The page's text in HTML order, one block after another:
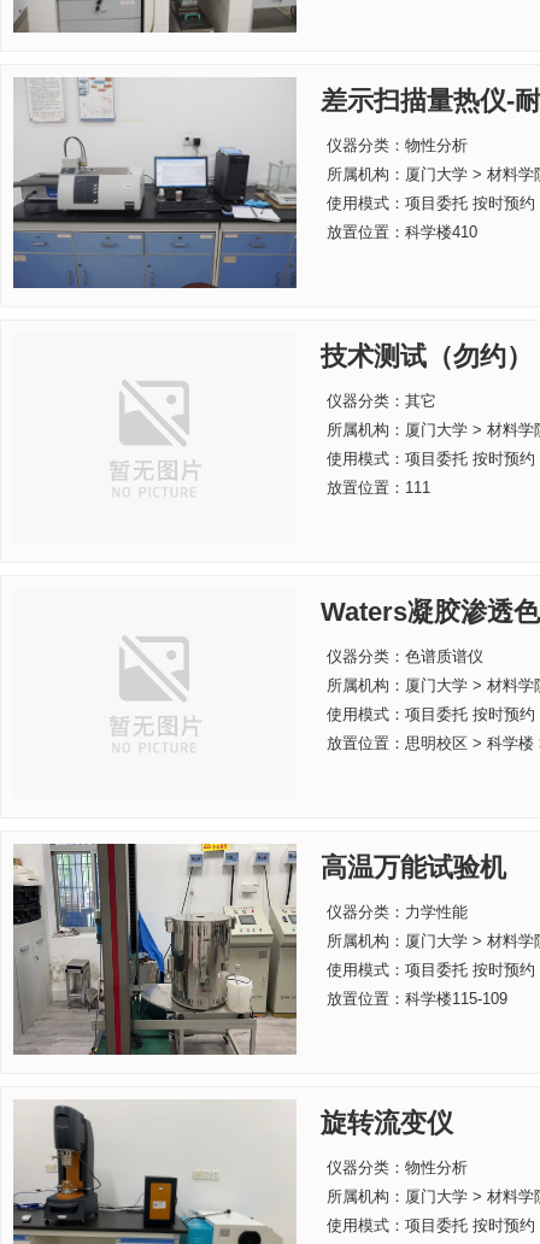
差示扫描量热仪-
仪器分类：物性分析
所属机构： 厦门大学 > 材料学
使用模式：项目委托 按时预约
放置位置：科学楼410
技术测试（勿约）
仪器分类：其它
所属机构： 厦门大学 > 材料学
使用模式：项目委托 按时预约
放置位置：111
Waters凝胶渗透
仪器分类：色谱质谱仪
所属机构： 厦门大学 > 材料学
使用模式：项目委托 按时预约
放置位置：思明校区 > 科学楼
高温万能试验机
仪器分类：力学性能
所属机构： 厦门大学 > 材料学
使用模式：项目委托 按时预约
放置位置：科学楼115-109
旋转流变仪
仪器分类：物性分析
所属机构： 厦门大学 > 材料学
使用模式：项目委托 按时预约